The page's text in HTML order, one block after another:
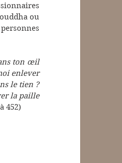
ou
ton œil
enlever
le tien ?
la paille
à 452)